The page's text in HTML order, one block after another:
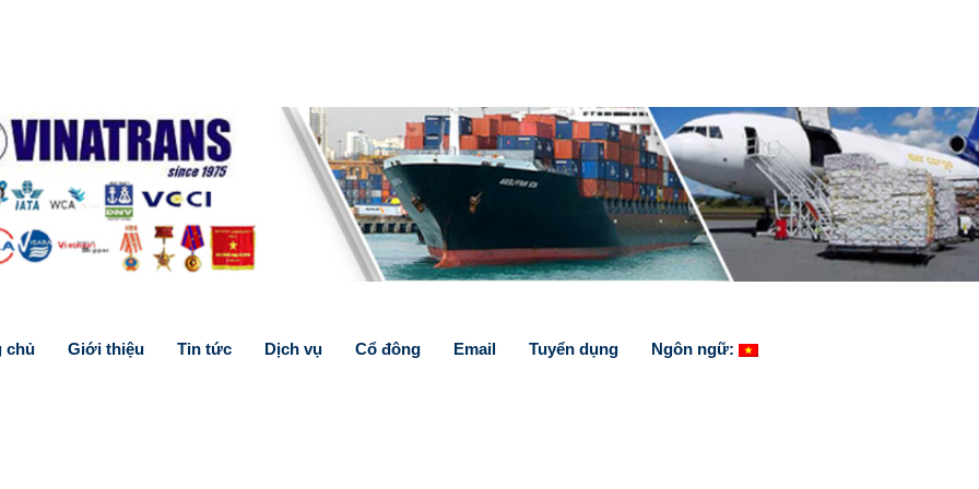
chủ Giới thiệu Tin tức Dịch vụ Cổ đông Email Tuyển dụng Ngôn ngữ: